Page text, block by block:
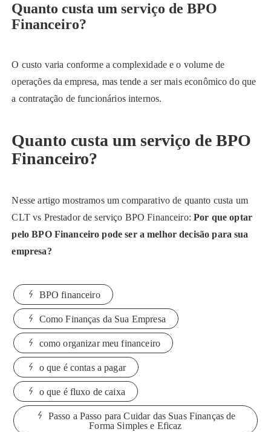
Quanto custa um serviço de BPO
Financeiro?
O custo varia conforme a complexidade e o volume de
operações da empresa, mas tende a ser mais econômico do que
a contratação de funcionários internos.
Quanto custa um serviço de BPO
Financeiro?
Nesse artigo mostramos um comparativo de quanto custa um
CLT vs Prestador de serviço BPO Financeiro:Por que optar
pelo BPO Financeiro pode ser a melhor decisão para sua
empresa?
BPO financeiro
Como Finanças da Sua Empresa
como organizar meu financeiro
o que é contas a pagar
o que é fluxo de caixa
Passo a Passo para Cuidar das Suas Finanças de
Forma Simples e Eficaz